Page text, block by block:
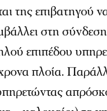
της επιβατηγού
στη
επιπέδου
πλοία.